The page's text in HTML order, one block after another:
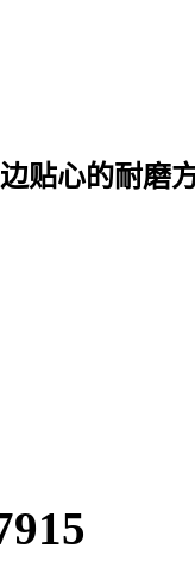
贴心的耐磨